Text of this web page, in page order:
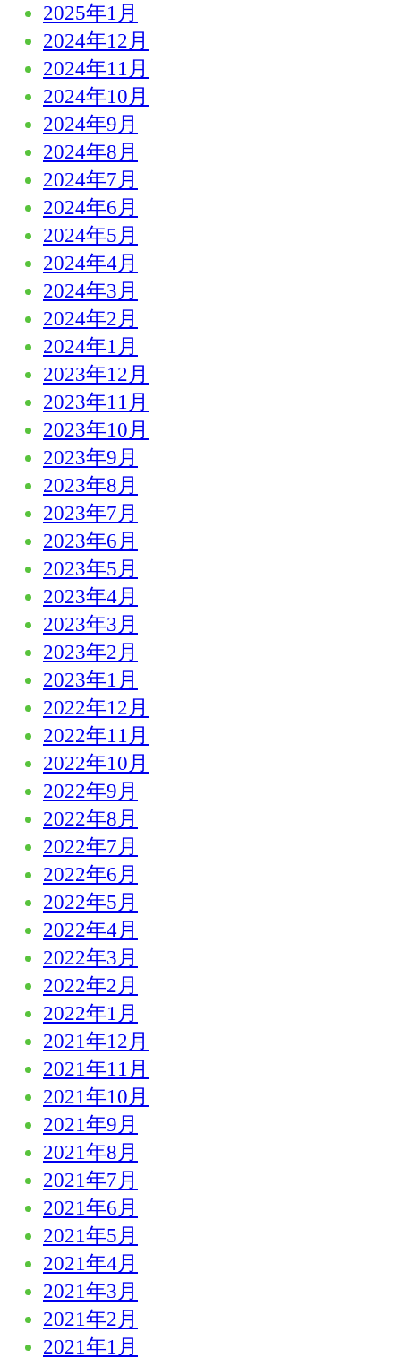
2025年1月
2024年12月
2024年11月
2024年10月
2024年9月
2024年8月
2024年7月
2024年6月
2024年5月
2024年4月
2024年3月
2024年2月
2024年1月
2023年12月
2023年11月
2023年10月
2023年9月
2023年8月
2023年7月
2023年6月
2023年5月
2023年4月
2023年3月
2023年2月
2023年1月
2022年12月
2022年11月
2022年10月
2022年9月
2022年8月
2022年7月
2022年6月
2022年5月
2022年4月
2022年3月
2022年2月
2022年1月
2021年12月
2021年11月
2021年10月
2021年9月
2021年8月
2021年7月
2021年6月
2021年5月
2021年4月
2021年3月
2021年2月
2021年1月